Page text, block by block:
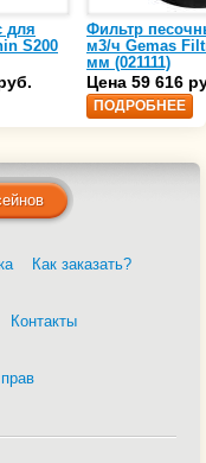
для
S200
Фильтр
м3/ч Gemas
мм (021111)
Цена 59 616
ПОДРОБНЕЕ
Как заказать?
Контакты